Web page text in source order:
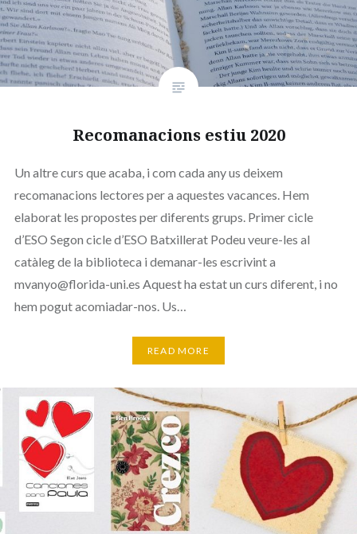
Recomanacions estiu 2020
Un altre curs que acaba, i com cada any us deixem
recomanacions lectores per a aquestes vacances. Hem
elaborat les propostes per diferents grups. Primer cicle
d’ESO Segon cicle d’ESO Batxillerat Podeu veure-les al
catàleg de la biblioteca i demanar-les escrivint a
mvanyo@florida-uni.es Aquest ha estat un curs diferent, i no
hem pogut acomiadar-nos. Us…
READ MORE